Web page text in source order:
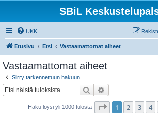
SBiL
UKK
Etusivu Etsi Vastaamattomat aiheet
Vastaamattomat aiheet
Siirry tarkennettuun hakuun
Etsi
Haku löysi yli 1000 tulosta Sivu /10
1 2 3 4